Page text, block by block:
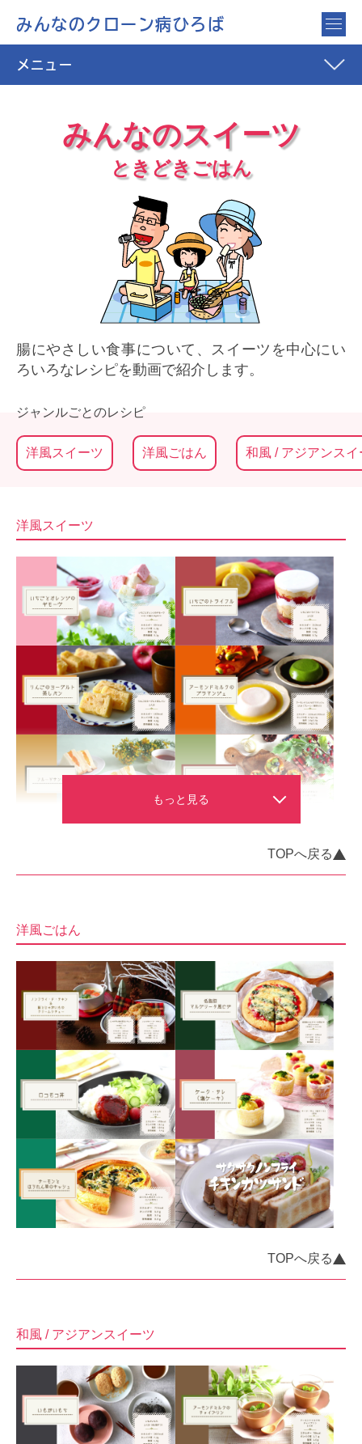
みんなのクローン病ひろば
メニュー
みんなのスイーツ
ときどきごはん
腸にやさしい食事について、スイーツを中心にい
ろいろなレシピを動画で紹介します。
ジャンルごとのレシピ
洋風スイーツ 洋風ごはん 和風 / アジアンスイ
洋風スイーツ
TOPへ戻る
洋風ごはん
TOPへ戻る
和風 / アジアンスイーツ